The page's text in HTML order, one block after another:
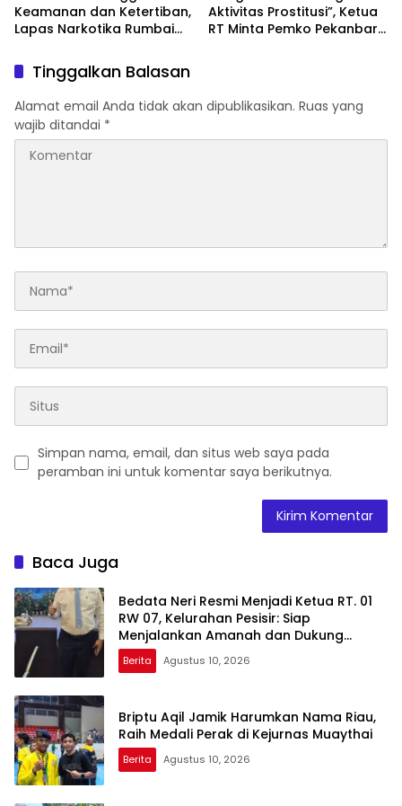
Keamanan dan Ketertiban,
Lapas Narkotika Rumbai
Hunian
Aktivitas Prostitusi”, Ketua
RT Minta Pemko Pekanbaru
Tinggalkan Balasan
Alamat email Anda tidak akan dipublikasikan. Ruas yang
wajib ditandai *
Simpan nama, email, dan situs web saya pada
peramban ini untuk komentar saya berikutnya.
Baca Juga
Bedata Neri Resmi Menjadi Ketua RT. 01
RW 07, Kelurahan Pesisir: Siap
Menjalankan Amanah dan Dukung
Seluruh Program Walikota Agung
Nugroho
Berita Agustus 10, 2026
Briptu Aqil Jamik Harumkan Nama Riau,
Raih Medali Perak di Kejurnas Muaythai
Berita Agustus 10, 2026